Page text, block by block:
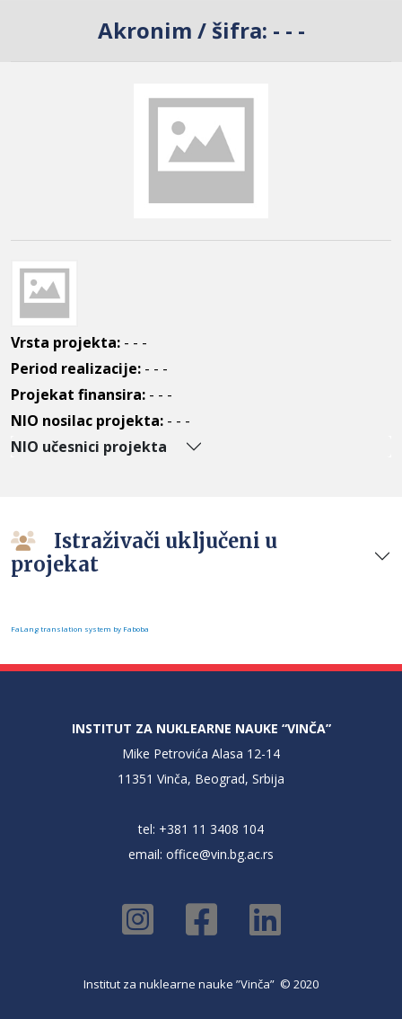
Akronim / šifra: - - -
Vrsta projekta: - - -
Period realizacije: - - -
Projekat finansira: - - -
NIO nosilac projekta: - - -
NIO učesnici projekta
Istraživači uključeni u
projekat
FaLang translation system by Faboba
INSTITUT ZA NUKLEARNE NAUKE “VINČA”
Mike Petrovića Alasa 12-14
11351 Vinča, Beograd, Srbija
tel: +381 11 3408 104
email: office@vin.bg.ac.rs
Institut za nuklearne nauke ”Vinča” © 2020